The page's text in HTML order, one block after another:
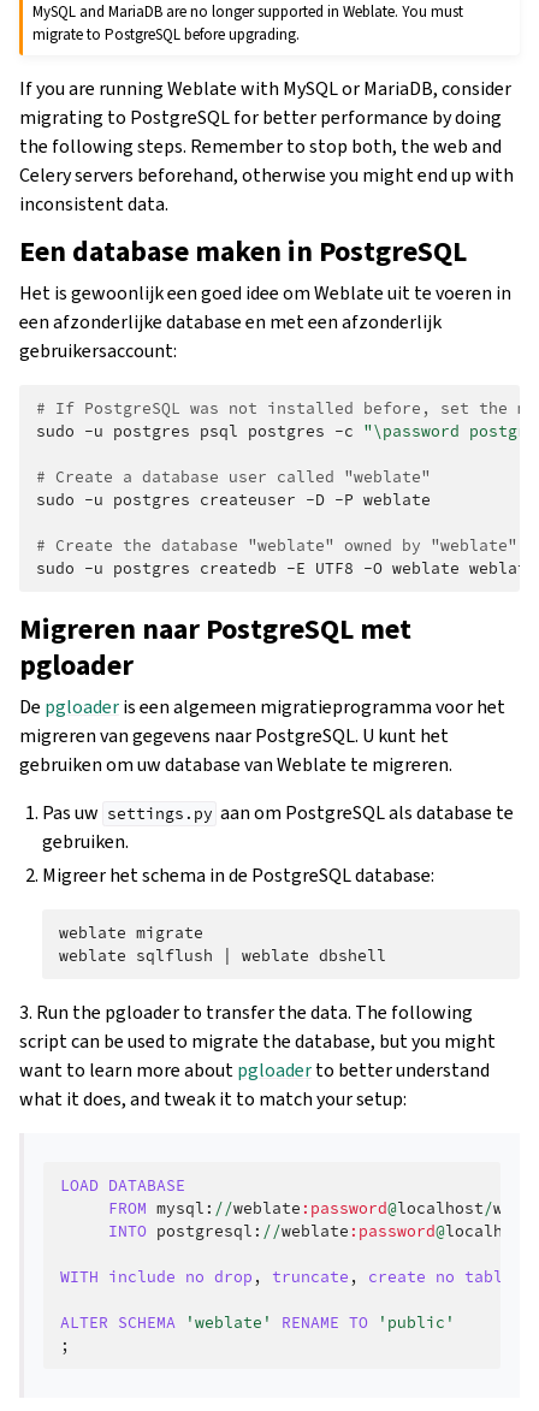
MySQL and MariaDB are no longer supported in Weblate. You must
migrate to PostgreSQL before upgrading.
If you are running Weblate with MySQL or MariaDB, consider
migrating to PostgreSQL for better performance by doing
the following steps. Remember to stop both, the web and
Celery servers beforehand, otherwise you might end up with
inconsistent data.
Een database maken in PostgreSQL
Het is gewoonlijk een goed idee om Weblate uit te voeren in
een afzonderlijke database en met een afzonderlijk
gebruikersaccount:
# If PostgreSQL was not installed before, set the
sudo -u postgres psql postgres -c "\password
# Create a database user called "weblate"
sudo -u postgres createuser -D -P weblate
# Create the database "weblate" owned by "weblate"
sudo -u postgres createdb -E UTF8 -O weblate
Migreren naar PostgreSQL met
pgloader
De pgloaderis een algemeen migratieprogramma voor het
migreren van gegevens naar PostgreSQL. U kunt het
gebruiken om uw database van Weblate te migreren.
Pas uw settings.py aan om PostgreSQL als database te
gebruiken.
Migreer het schema in de PostgreSQL database:
weblate migrate
weblate sqlflush weblate
3. Run the pgloader to transfer the data. The following
script can be used to migrate the database, but you might
want to learn more aboutpgloaderto better understand
what it does, and tweak it to match your setup:
LOAD DATABASE
FROM mysql : //weblate :password@localhost/
INTO postgresql : //weblate :password@localhost
WITH include no drop , truncate , create no tables
ALTER SCHEMA 'weblate' RENAME TO
'public'
;